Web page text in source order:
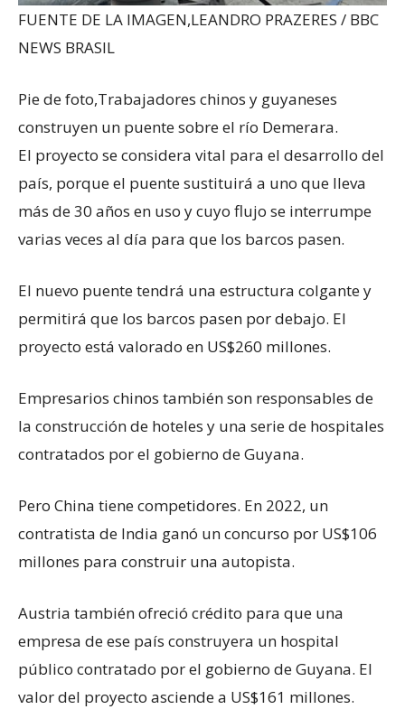
FUENTE DE LA IMAGEN,LEANDRO PRAZERES / BBC
NEWS BRASIL
Pie de foto,Trabajadores chinos y guyaneses
construyen un puente sobre el río Demerara.
El proyecto se considera vital para el desarrollo del
país, porque el puente sustituirá a uno que lleva
más de 30 años en uso y cuyo flujo se interrumpe
varias veces al día para que los barcos pasen.
El nuevo puente tendrá una estructura colgante y
permitirá que los barcos pasen por debajo. El
proyecto está valorado en US$260 millones.
Empresarios chinos también son responsables de
la construcción de hoteles y una serie de hospitales
contratados por el gobierno de Guyana.
Pero China tiene competidores. En 2022, un
contratista de India ganó un concurso por US$106
millones para construir una autopista.
Austria también ofreció crédito para que una
empresa de ese país construyera un hospital
público contratado por el gobierno de Guyana. El
valor del proyecto asciende a US$161 millones.